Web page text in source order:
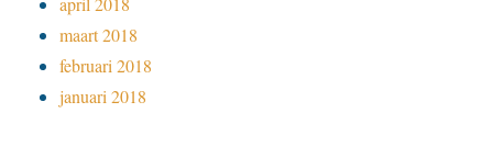
maart 2018
februari 2018
januari 2018